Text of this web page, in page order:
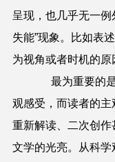
呈现，也几乎无一
失能”现象。比如表
为视角或者时机的
最为重要的是
观感受，而读者的
重新解读、二次创作
文学的光亮。从科